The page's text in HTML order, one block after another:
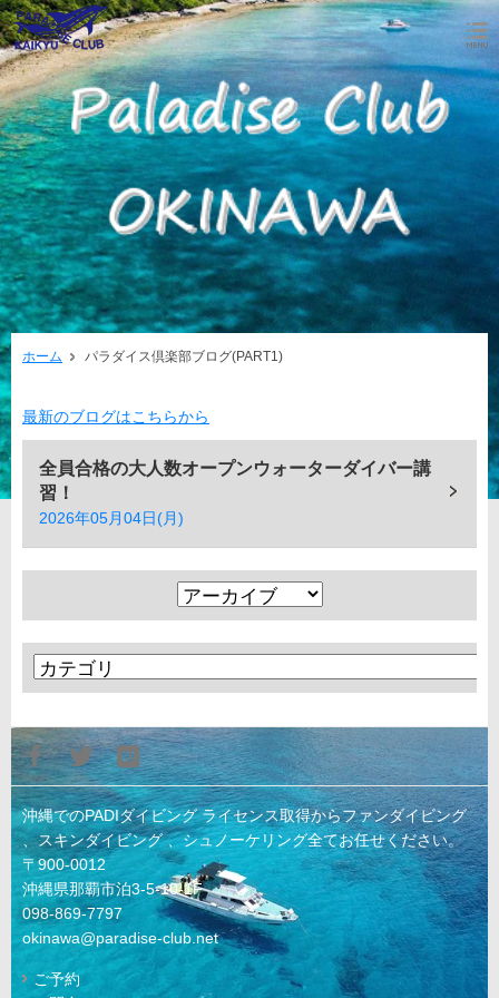
ホーム パラダイス倶楽部ブログ(PART1)
最新のブログはこちらから
全員合格の大人数オープンウォーターダイバー講
習！
2026年05月04日(月)
沖縄でのPADIダイビング ライセンス取得からファンダイビング
、スキンダイビング 、シュノーケリング全てお任せください。
〒900-0012
沖縄県那覇市泊3-5-10-1F
098-869-7797
okinawa@paradise-club.net
ご予約